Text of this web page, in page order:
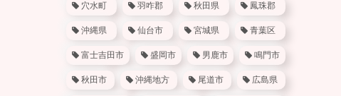
穴水町 羽咋郡 秋田県 鳳珠郡
沖縄県 仙台市 宮城県 青葉区
富士吉田市 盛岡市 男鹿市 鳴門市
秋田市 沖縄地方 尾道市 広島県